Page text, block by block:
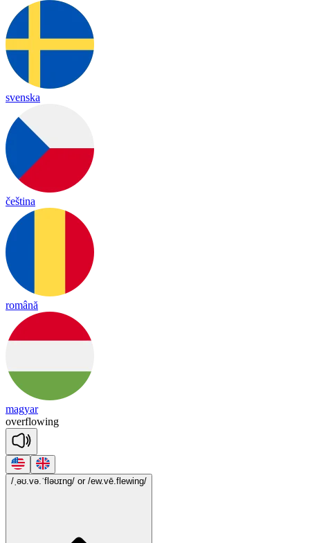
svenska
čeština
română
magyar
overflowing
/ˌəʊ.və.ˈfləʊɪng/ or /ew.vē.flewing/